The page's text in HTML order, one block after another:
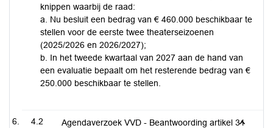
knippen waarbij de raad:
a. Nu besluit een bedrag van € 460.000 beschikbaar te
stellen voor de eerste twee theaterseizoenen
(2025/2026 en 2026/2027);
b. In het tweede kwartaal van 2027 aan de hand van
een evaluatie bepaalt om het resterende bedrag van €
250.000 beschikbaar te stellen.
4.2
Agendaverzoek VVD - Beantwoording artikel 31